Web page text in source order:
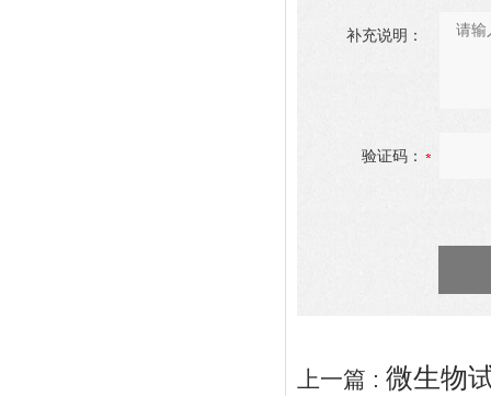
补充说明：
验证码：
上一篇 : 微生物